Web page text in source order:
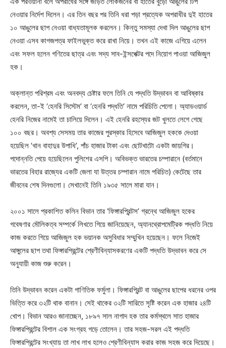
নেওয়ার নির্দেশ দিলেন। এর তিন বছর পর তিনি ধরা পড়া প্রত্যেক অপরাধীর দুই হাতের
১০ আঙুলের ছাপ নেওয়া বাধ্যতামূলক করলেন। কিন্তু সমস্যা দেখা দিল আঙুলের ছাপ
নেওয়া এসব কাগজপত্র ফাইলভুক্ত করে রাখা নিয়ে। তখন এই কাজে এগিয়ে এলেন
এবং সফল হলেন গণিতের ছাত্র এবং সদ্য সাব-ইন্সপেক্টর পদে নিয়োগ পাওয়া আজিজুল
হক।
অক্লান্ত পরিশ্রম এবং অনবদ্য চেষ্টার ফলে তিনি যে পদ্ধতি উদ্ভাবন বা আবিষ্কার
করলেন, তা-ই ‘হেনরি সিস্টেম’ বা ‘হেনরি পদ্ধতি’ নামে পরিচিতি পেলো। অ্যাডওয়ার্ড
হেনরি নিজের নামেই তা চালিয়ে দিলেন। এই হেনরি রহস্যের জট খুলতে লেগে গেছে
১০০ বছর। অবশ্য সেসময় তার কাজের পুরস্কার হিসেবে আজিজুল হককে দেওয়া
হয়েছিল ‘খান বাহাদুর উপাধি’, পাঁচ হাজার টাকা এবং ছোটখাটো একটা জায়গির।
পদোন্নতি পেয়ে হয়েছিলেন পুলিশের এসপি। অবিভক্ত ভারতের চম্পারানে (বর্তমানে
ভারতের বিহার রাজ্যের একটি জেলা যা উত্তর চম্পারান নামে পরিচিত) কেটেছে তার
জীবনের শেষ দিনগুলো। সেখানেই তিনি ১৯৩৫ সালে মারা যান।
২০০১ সালে প্রকাশিত কলিন বিভান তার ‘ফিঙ্গারপ্রিন্টস’ গ্রন্থে আজিজুল হকের
গবেষণার মৌলিকত্ব সম্পর্কে লিখতে গিয়ে জানিয়েছেন, অ্যানথ্রোপমেট্রিক পদ্ধতি নিয়ে
কাজ করতে গিয়ে আজিজুল হক ভয়ানক অসুবিধার সম্মুখিন হয়েছেন। ফলে নিজেই
আঙ্গুলের ছাপ তথা ফিঙ্গারপ্রিন্টের শ্রেণীবিন্যাসকরণের একটি পদ্ধতি উদ্ভাবন করে সে
অনুযায়ী কাজ শুরু করেন।
তিনি উদ্ভাবন করেন একটা গাণিতিক ফর্মুলা। ফিঙ্গারপ্রিন্ট বা আঙুলের ছাপের ধরনের ওপর
ভিত্তি করে ৩২টি থাক বানান। সেই থাকের ৩২টি সারিতে সৃষ্টি করেন এক হাজার ২৪টি
খোপ। বিভান আরও জানাচ্ছেন, ১৮৯৭ সাল নাগাদ হক তার কর্মস্থলে সাত হাজার
ফিঙ্গারপ্রিন্টের বিশাল এক সংগ্রহ গড়ে তোলেন। তার সহজ-সরল এই পদ্ধতি
ফিঙ্গারপ্রিন্টের সংখ্যায় তা লাখ লাখ হলেও শ্রেণীবিন্যাস করার কাজ সহজ করে দিয়েছে।